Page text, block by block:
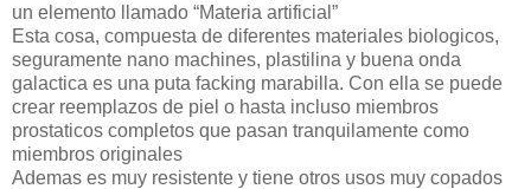
un elemento llamado “Materia artificial”
Esta cosa, compuesta de diferentes materiales biologicos,
seguramente nano machines, plastilina y buena onda
galactica es una puta facking marabilla. Con ella se puede
crear reemplazos de piel o hasta incluso miembros
prostaticos completos que pasan tranquilamente como
miembros originales
Ademas es muy resistente y tiene otros usos muy copados